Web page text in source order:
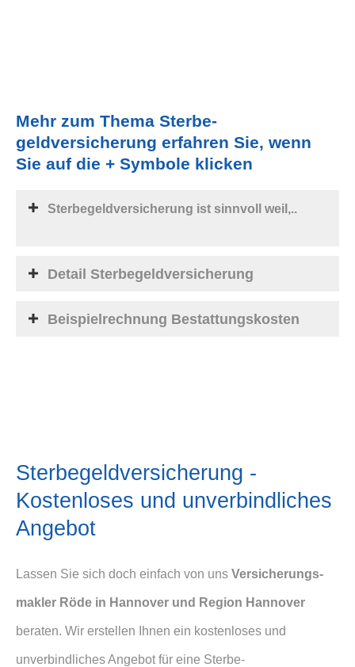
Mehr zum Thema Ster­be­
geldversicherung erfahren Sie, wenn
Sie auf die + Symbole klicken
Ster­be­geldversicherung ist sinnvoll weil,..
Detail Ster­be­geldversicherung
Beispielrechnung Bestattungskosten
Ster­be­geldversicherung -
Kostenloses und unverbindliches
Angebot
Lassen Sie sich doch einfach von uns Ver­sicherungs­
makler Röde in Hannover und Region Hannover
beraten. Wir erstellen Ihnen ein kostenloses und
unverbindliches Angebot für eine Ster­be­